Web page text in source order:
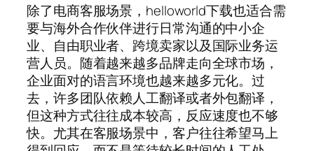
除了电商客服场景，helloworld下载也适合需
要与海外合作伙伴进行日常沟通的中小企
业、自由职业者、跨境卖家以及国际业务运
营人员。随着越来越多品牌走向全球市场，
企业面对的语言环境也越来越多元化。过
去，许多团队依赖人工翻译或者外包翻译，
但这种方式往往成本较高，反应速度也不够
快。尤其在客服场景中，客户往往希望马上